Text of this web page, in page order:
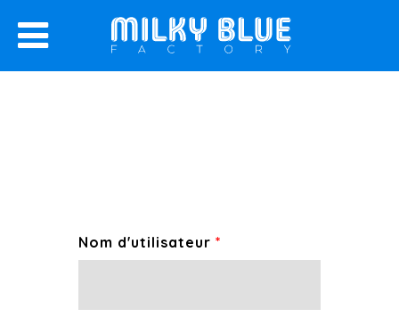
au
contenu
principal
Nom d'utilisateur *